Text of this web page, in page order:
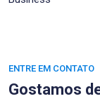
ENTRE EM CONTATO
Gostamos